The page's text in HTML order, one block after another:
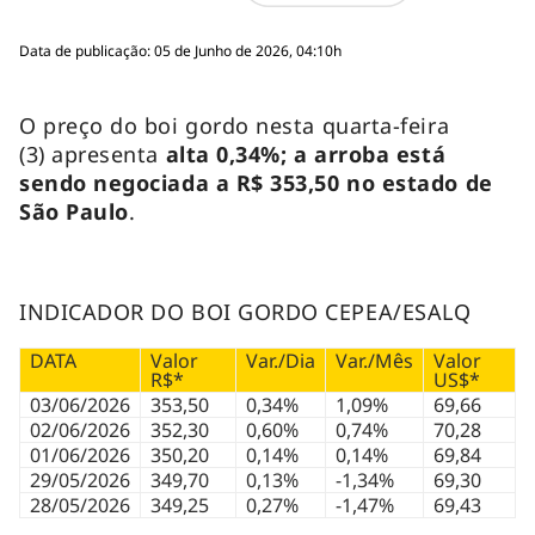
Data de publicação: 05 de Junho de 2026, 04:10h
O preço do boi gordo nesta quarta-feira
(3) apresenta alta 0,34%; a arroba está
sendo negociada a R$ 353,50 no estado de
São Paulo.
INDICADOR DO BOI GORDO CEPEA/ESALQ
DATA Valor
R$*
Var./Dia Var./Mês Valor
US$*
03/06/2026
353,50 0,34% 1,09%
69,66
02/06/2026
352,30 0,60% 0,74%
70,28
01/06/2026
350,20 0,14% 0,14%
69,84
29/05/2026
349,70 0,13% -1,34%
69,30
28/05/2026
349,25 0,27% -1,47% 69,43